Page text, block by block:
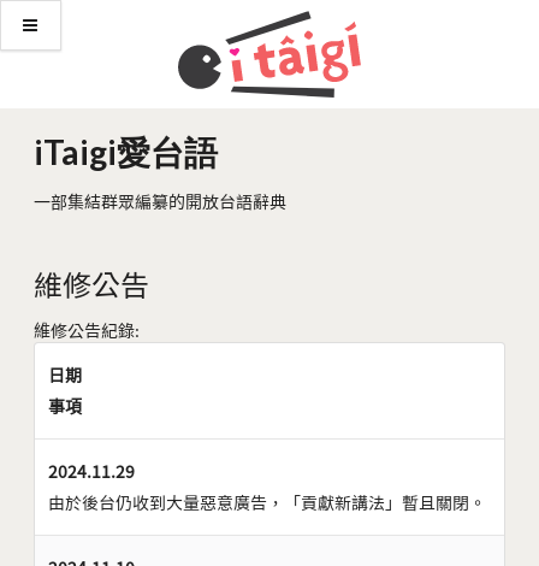
iTaigi愛台語
一部集結群眾編纂的開放台語辭典
維修公告
維修公告紀錄:
日期
事項
2024.11.29
由於後台仍收到大量惡意廣告，「貢獻新講法」暫且關閉。